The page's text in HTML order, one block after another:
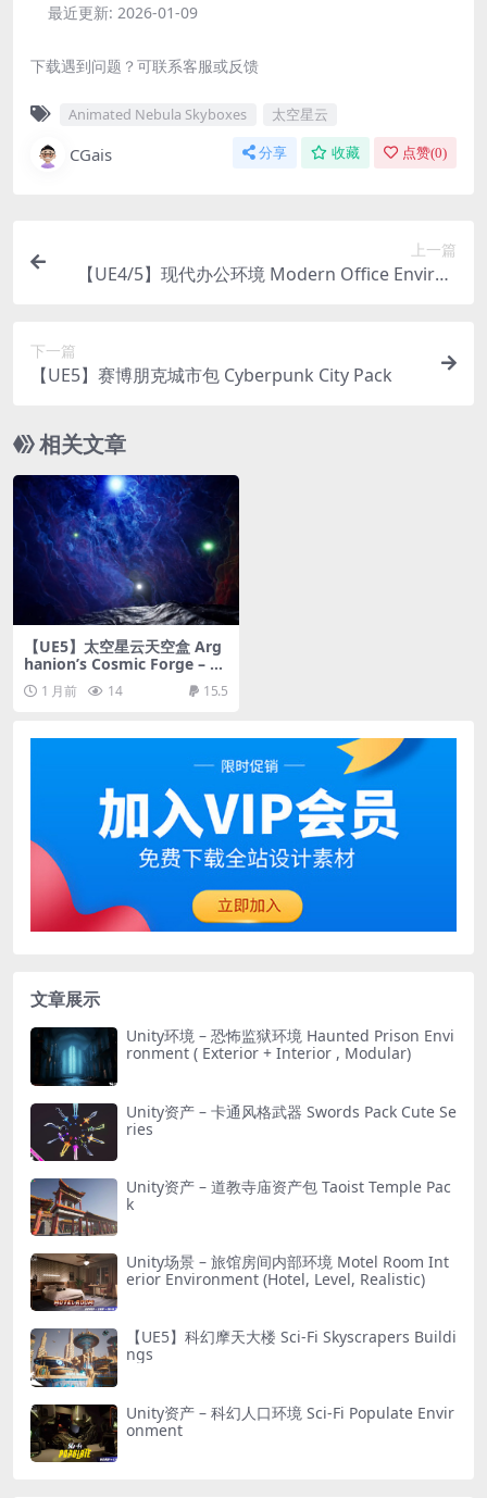
最近更新: 2026-01-09
下载遇到问题？可联系客服或反馈
Animated Nebula Skyboxes 太空星云
CGais 分享 收藏 点赞(0)
上一篇
【UE4/5】现代办公环境 Modern Office Environ
下一篇
【UE5】赛博朋克城市包 Cyberpunk City Pack
相关文章
【UE5】太空星云天空盒 Arg
hanion’s Cosmic Forge – Sp
ace Nebula Skyboxes – Vol
ume 10
1 月前 14 15.5
文章展示
Unity环境 – 恐怖监狱环境 Haunted Prison Envi
ronment ( Exterior + Interior , Modular)
Unity资产 – 卡通风格武器 Swords Pack Cute Se
ries
Unity资产 – 道教寺庙资产包 Taoist Temple Pac
k
Unity场景 – 旅馆房间内部环境 Motel Room Int
erior Environment (Hotel, Level, Realistic)
【UE5】科幻摩天大楼 Sci-Fi Skyscrapers Buildi
ngs
Unity资产 – 科幻人口环境 Sci-Fi Populate Envir
onment